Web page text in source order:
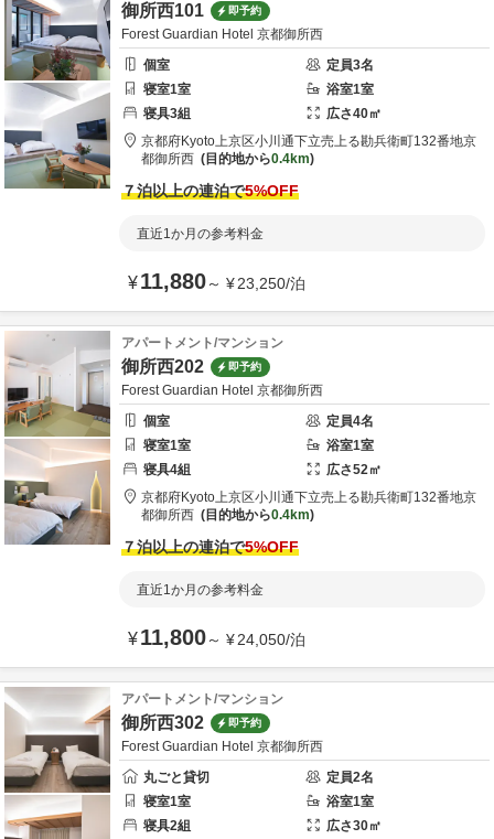
御所西101 即予約
Forest Guardian Hotel 京都御所西
個室
定員3名
寝室1室 浴室1室
寝具3組 広さ40㎡
京都府Kyoto上京区小川通下立売上る勘兵衛町132番地京
都御所西
目的地から0.4km
７泊以上の連泊で5%OFF
直近1か月の参考料金
¥11,880～ ¥23,250/泊
アパートメント/マンション
御所西202 即予約
Forest Guardian Hotel 京都御所西
個室
定員4名
寝室1室 浴室1室
寝具4組 広さ52㎡
京都府Kyoto上京区小川通下立売上る勘兵衛町132番地京
都御所西
目的地から0.4km
７泊以上の連泊で5%OFF
直近1か月の参考料金
¥11,800～ ¥24,050/泊
アパートメント/マンション
御所西302 即予約
Forest Guardian Hotel 京都御所西
丸ごと貸切
定員2名
寝室1室 浴室1室
寝具2組 広さ30㎡